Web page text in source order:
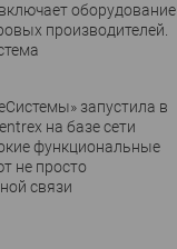
оборудование
производителей.
запустила в
на базе сети
функциональные
не просто
связи